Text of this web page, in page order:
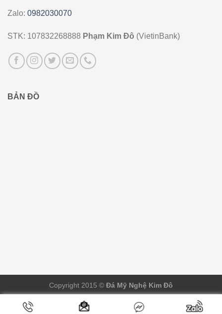
Zalo: 0982030070
STK: 107832268888 Phạm Kim Đô (VietinBank)
BẢN ĐỒ
Copyright 2015 © Đá Mỹ Nghệ Kim Đô